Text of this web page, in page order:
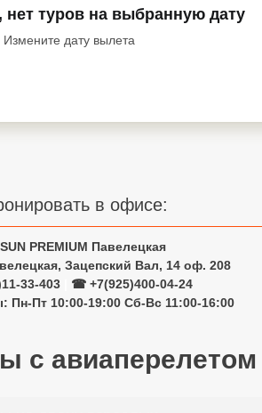
туров на выбранную дату
Измените дату вылета
в офисе:
PREMIUM Павелецкая
Зацепский Вал, 14 оф. 208
33-403
☎ +7(925)400-04-24
Пн-Пт 10:00-19:00 Сб-Вс 11:00-16:00
с